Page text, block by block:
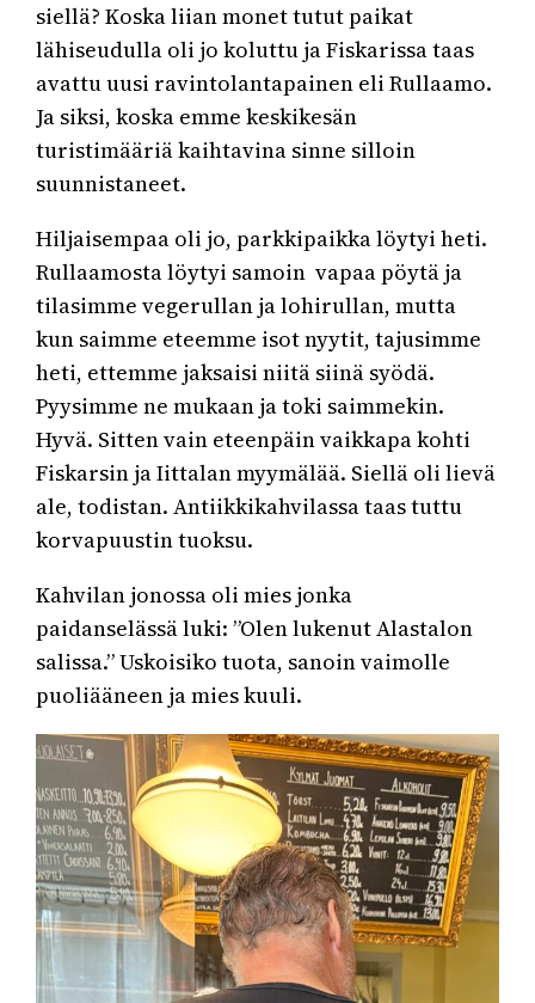
siellä? Koska liian monet tutut paikat
lähiseudulla oli jo koluttu ja Fiskarissa taas
avattu uusi ravintolantapainen eli Rullaamo.
Ja siksi, koska emme keskikesän
turistimääriä kaihtavina sinne silloin
suunnistaneet.
Hiljaisempaa oli jo, parkkipaikka löytyi heti.
Rullaamosta löytyi samoin vapaa pöytä ja
tilasimme vegerullan ja lohirullan, mutta
kun saimme eteemme isot nyytit, tajusimme
heti, ettemme jaksaisi niitä siinä syödä.
Pyysimme ne mukaan ja toki saimmekin.
Hyvä. Sitten vain eteenpäin vaikkapa kohti
Fiskarsin ja Iittalan myymälää. Siellä oli lievä
ale, todistan. Antiikkikahvilassa taas tuttu
korvapuustin tuoksu.
Kahvilan jonossa oli mies jonka
paidanselässä luki: ”Olen lukenut Alastalon
salissa.” Uskoisiko tuota, sanoin vaimolle
puoliääneen ja mies kuuli.